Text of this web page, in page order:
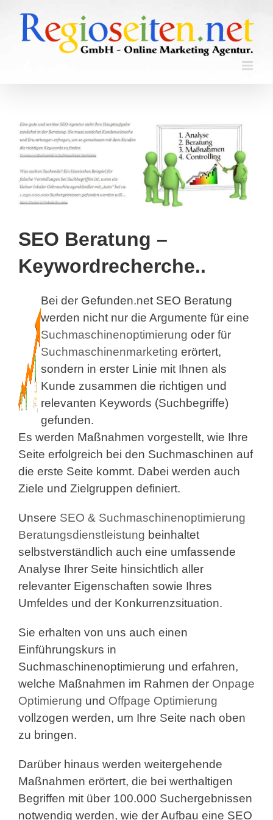
content
SEO Beratung –
Keywordrecherche..
Bei der Gefunden.net SEO Beratung
werden nicht nur die Argumente für eine
Suchmaschinenoptimierung oder für
Suchmaschinenmarketing erörtert,
sondern in erster Linie mit Ihnen als
Kunde zusammen die richtigen und
relevanten Keywords (Suchbegriffe)
gefunden.
Es werden Maßnahmen vorgestellt, wie Ihre
Seite erfolgreich bei den Suchmaschinen auf
die erste Seite kommt. Dabei werden auch
Ziele und Zielgruppen definiert.
Unsere SEO & Suchmaschinenoptimierung
Beratungsdienstleistung beinhaltet
selbstverständlich auch eine umfassende
Analyse Ihrer Seite hinsichtlich aller
relevanter Eigenschaften sowie Ihres
Umfeldes und der Konkurrenzsituation.
Sie erhalten von uns auch einen
Einführungskurs in
Suchmaschinenoptimierung und erfahren,
welche Maßnahmen im Rahmen der Onpage
Optimierung und Offpage Optimierung
vollzogen werden, um Ihre Seite nach oben
zu bringen.
Darüber hinaus werden weitergehende
Maßnahmen erörtert, die bei werthaltigen
Begriffen mit über 100.000 Suchergebnissen
notwendig werden, wie der Aufbau eine SEO